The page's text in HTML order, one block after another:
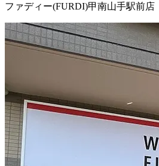
ファディー(FURDI)甲南山手駅前店